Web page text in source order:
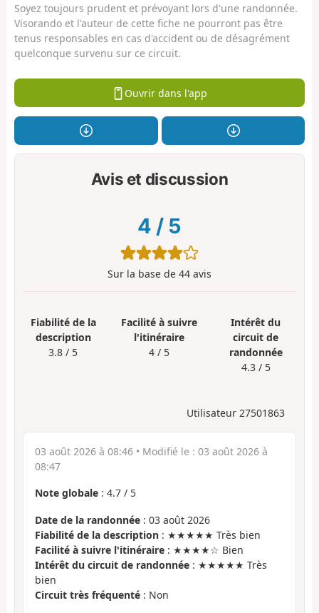
Soyez toujours prudent et prévoyant lors d'une randonnée.
Visorando et l'auteur de cette fiche ne pourront pas être
tenus responsables en cas d'accident ou de désagrément
quelconque survenu sur ce circuit.
Ouvrir dans l'app
Avis et discussion
4 / 5
Sur la base de 44 avis
Fiabilité de la
description
3.8 / 5
Facilité à suivre
l'itinéraire
4 / 5
Intérêt du
circuit de
randonnée
4.3 / 5
Utilisateur 27501863
03 août 2026 à 08:46 • Modifié le : 03 août 2026 à
08:47
Note globale : 4.7 / 5
Date de la randonnée : 03 août 2026
Fiabilité de la description : ★★★★★ Très bien
Facilité à suivre l'itinéraire : ★★★★☆ Bien
Intérêt du circuit de randonnée : ★★★★★ Très
bien
Circuit très fréquenté : Non